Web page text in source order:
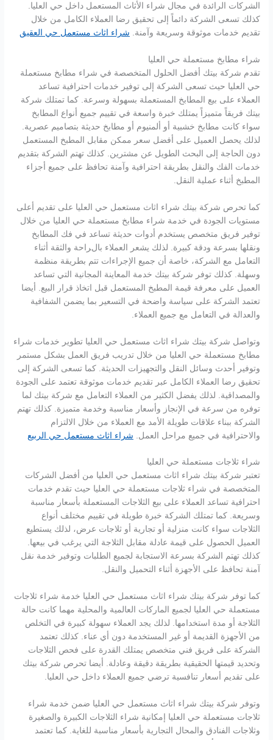
الشركات الرائدة في مجال شراء الأثاث المستعمل داخل حي العليا.
كذلك تسعى الشركة دائماً إلى تحقيق رضا العملاء الكامل من خلال
تقديم خدمات موثوقة وسريعة وآمنة. شراء اثاث مستعمل حي العقيق
شراء مطابخ مستعملة حي العليا
تقدم شركة بيتك أفضل الحلول المتخصصة في شراء مطابخ مستعملة
حي العليا حيث تسعى الشركة إلى توفير خدمات احترافية تساعد
العملاء على بيع المطابخ المستعملة بسهولة وسرعة. كما تمتلك شركة
بيتك فريقاً متميزاً يمتلك خبرة واسعة في تقييم جميع أنواع المطابخ
سواء كانت مطابخ خشبية أو ألمنيوم أو مطابخ حديثة بتصاميم عصرية.
لذلك يحصل العميل على أفضل سعر ممكن مقابل المطبخ المستعمل
دون الحاجة إلى البحث الطويل عن مشترين. كذلك تهتم الشركة بتقديم
خدمات الفك والنقل بطريقة احترافية وآمنة تحافظ على جميع أجزاء
المطبخ أثناء عملية النقل.
كما تحرص شركة بيتك شراء اثاث مستعمل حي العليا على تقديم أعلى
مستويات الجودة في خدمة شراء مطابخ مستعملة حي العليا من خلال
توفير فريق متخصص يستخدم أدوات حديثة تساعد في فك المطابخ
ونقلها بسرعة ودقة كبيرة. لذلك يشعر العملاء بالراحة والثقة أثناء
التعامل مع الشركة، خاصة أن جميع الإجراءات تتم بطريقة منظمة
وسهلة. كذلك توفر شركة بيتك خدمة المعاينة المجانية التي تساعد
العميل على معرفة قيمة المطبخ المستعمل قبل اتخاذ قرار البيع. أيضا
تعتمد الشركة على سياسة واضحة في التسعير بما يضمن الشفافية
والعدالة في التعامل مع جميع العملاء.
وتواصل شركة بيتك شراء اثاث مستعمل حي العليا تطوير خدمات شراء
مطابخ مستعملة حي العليا من خلال تدريب فريق العمل بشكل مستمر
وتوفير أحدث وسائل النقل والتجهيزات الحديثة. كما تسعى الشركة إلى
تحقيق رضا العملاء الكامل عبر تقديم خدمات موثوقة تعتمد على الجودة
والمصداقية. لذلك يفضل الكثير من العملاء التعامل مع شركة بيتك لما
توفره من سرعة في الإنجاز وأسعار مناسبة وخدمة متميزة. كذلك تهتم
الشركة ببناء علاقات طويلة الأمد مع العملاء من خلال الالتزام
والاحترافية في جميع مراحل العمل. شراء اثاث مستعمل حي الربيع
شراء ثلاجات مستعملة حي العليا
تعتبر شركة بيتك شراء اثاث مستعمل حي العليا من أفضل الشركات
المتخصصة في شراء ثلاجات مستعملة حي العليا حيث تقدم خدمات
احترافية تساعد العملاء على بيع الثلاجات المستعملة بأسعار مناسبة
وسريعة. كما تمتلك الشركة خبرة طويلة في تقييم مختلف أنواع
الثلاجات سواء كانت منزلية أو تجارية أو ثلاجات عرض، لذلك يستطيع
العميل الحصول على قيمة عادلة مقابل الثلاجة التي يرغب في بيعها.
كذلك تهتم الشركة بسرعة الاستجابة لجميع الطلبات وتوفير خدمة نقل
آمنة تحافظ على الأجهزة أثناء التحميل والنقل.
كما توفر شركة بيتك شراء اثاث مستعمل حي العليا خدمة شراء ثلاجات
مستعملة حي العليا لجميع الماركات العالمية والمحلية مهما كانت حالة
الثلاجة أو مدة استخدامها. لذلك يجد العملاء سهولة كبيرة في التخلص
من الأجهزة القديمة أو غير المستخدمة دون أي عناء. كذلك تعتمد
الشركة على فريق فني متخصص يمتلك القدرة على فحص الثلاجات
وتحديد قيمتها الحقيقية بطريقة دقيقة وعادلة. أيضا تحرص شركة بيتك
على تقديم أسعار تنافسية ترضي جميع العملاء داخل حي العليا.
وتوفر شركة بيتك شراء اثاث مستعمل حي العليا ضمن خدمة شراء
ثلاجات مستعملة حي العليا إمكانية شراء الثلاجات الكبيرة والصغيرة
وثلاجات الفنادق والمحال التجارية بأسعار مناسبة للغاية. كما تعتمد